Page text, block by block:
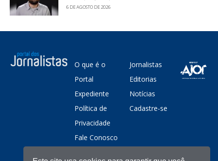
6 DE AGOSTO DE 2026
O que é o
Portal
Expediente
Política de
Privacidade
Fale Conosco
Jornalistas
Editorias
Notícias
Cadastre-se